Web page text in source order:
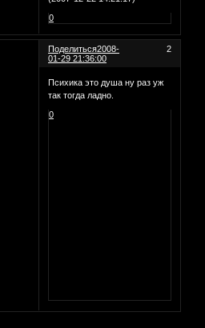
0
Поделиться 2
2008-
01-29 21:36:00
Психика это душа ну раз уж
так тогда ладно.
0